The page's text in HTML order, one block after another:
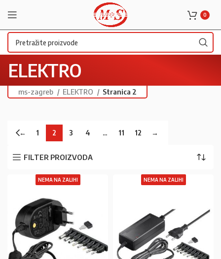
0
ELEKTRO
ms-zagreb ELEKTRO Stranica 2
← 1 2 3 4 … 11 12 →
FILTER PROIZVODA
NEMA NA ZALIHI NEMA NA ZALIHI